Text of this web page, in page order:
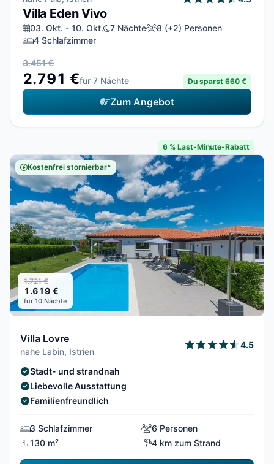
Villa Eden Vivo
03. Okt. - 10. Okt. 7 Nächte
8 (+2) Personen
4 Schlafzimmer
3.451 €
2.791 €für 7 Nächte Du sparst 660 €
Zum Angebot
6 % Last-Minute-Rabatt
Kostenfrei stornierbar*
1.721 €
1.619 €
für 10 Nächte
Villa Lovre
nahe Labin, Istrien
4.5
Stadt- und strandnah
Liebevolle Ausstattung
Familienfreundlich
3 Schlafzimmer
6 Personen
130 m²
4 km zum Strand